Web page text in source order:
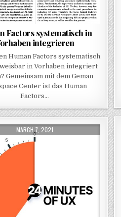
Factors systematisch in
integrieren
Human Factors systematisch
in Vorhaben integriert
Gemeinsam mit dem Geman
Center ist das Human
Factors…
PUBLISHED DATE:
MARCH 7, 2021